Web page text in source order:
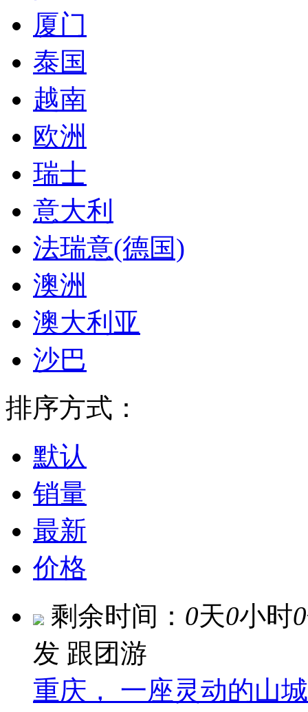
厦门
泰国
越南
欧洲
瑞士
意大利
法瑞意(德国)
澳洲
澳大利亚
沙巴
排序方式：
默认
销量
最新
价格
剩余时间： 0天0小时0
发 跟团游
重庆， 一座灵动的山